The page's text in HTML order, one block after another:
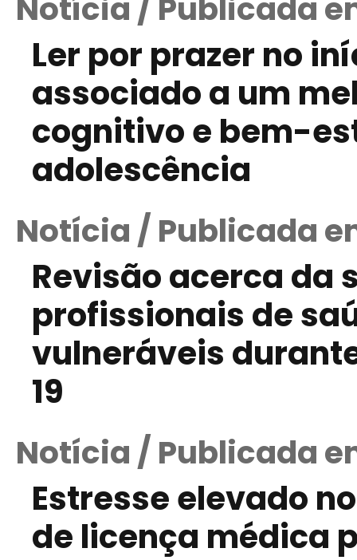
Notícia / Publicada
Ler por prazer no
associado a um
cognitivo e bem-
adolescência
Notícia / Publicada
Revisão acerca da
profissionais de
vulneráveis
19
Notícia / Publicada
Estresse elevado
de licença médica